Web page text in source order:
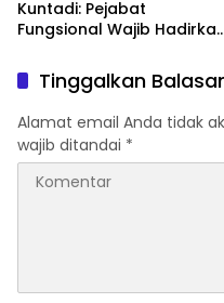
Kuntadi: Pejabat
Fungsional Wajib
Tinggalkan
Alamat email Anda tidak
wajib ditandai *